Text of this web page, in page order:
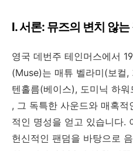
I.서론: 뮤즈의 변치 않는
영국 데번주 테인머스에서
(Muse)는 매튜 벨라미(보컬,
텐홀름(베이스), 도미닉 하워
, 그 독특한 사운드와 매혹
적인 명성을 얻고 있습니다.
헌신적인 팬덤을 바탕으로